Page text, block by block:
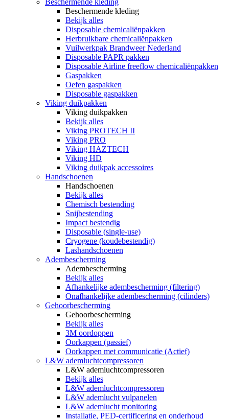
Beschermende kleding
Beschermende kleding
Bekijk alles
Disposable chemicaliënpakken
Herbruikbare chemicaliënpakken
Vuilwerkpak Brandweer Nederland
Disposable PAPR pakken
Disposable Airline freeflow chemicaliënpakken
Gaspakken
Oefen gaspakken
Disposable gaspakken
Viking duikpakken
Viking duikpakken
Bekijk alles
Viking PROTECH II
Viking PRO
Viking HAZTECH
Viking HD
Viking duikpak accessoires
Handschoenen
Handschoenen
Bekijk alles
Chemisch bestending
Snijbestending
Impact bestendig
Disposable (single-use)
Cryogene (koudebestendig)
Lashandschoenen
Adembescherming
Adembescherming
Bekijk alles
Afhankelijke adembescherming (filtering)
Onafhankelijke adembescherming (cilinders)
Gehoorbescherming
Gehoorbescherming
Bekijk alles
3M oordoppen
Oorkappen (passief)
Oorkappen met communicatie (Actief)
L&W ademluchtcompressoren
L&W ademluchtcompressoren
Bekijk alles
L&W ademluchtcompressoren
L&W ademlucht vulpanelen
L&W ademlucht monitoring
Installatie, PED-certificering en onderhoud